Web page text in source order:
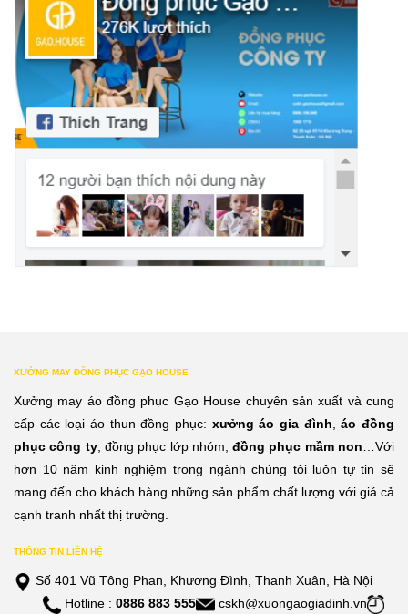
XƯỞNG MAY ĐỒNG PHỤC GẠO HOUSE
Xưởng may áo đồng phục Gạo House chuyên sản xuất và cung
cấp các loại áo thun đồng phục: xưởng áo gia đình ,áo đồng
phục công ty, đồng phục lớp nhóm,đồng phục mầm non …Với
hơn 10 năm kinh nghiệm trong ngành chúng tôi luôn tự tin sẽ
mang đến cho khách hàng những sản phẩm chất lượng với giá cả
cạnh tranh nhất thị trường.
THÔNG TIN LIÊN HỆ
Số 401 Vũ Tông Phan, Khương Đình, Thanh Xuân, Hà Nội
Hotline : 0886 883 555
cskh@xuongaogiadinh.vn